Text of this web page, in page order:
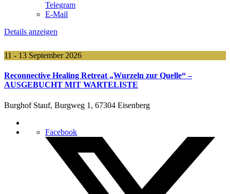
Telegram
E-Mail
Details anzeigen
11 - 13 September 2026
Reconnective Healing Retreat „Wurzeln zur Quelle“ –
AUSGEBUCHT MIT WARTELISTE
Burghof Stauf, Burgweg 1, 67304 Eisenberg
Facebook